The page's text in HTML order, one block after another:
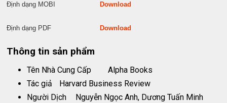
Định dạng MOBI Download
Định dạng PDF Download
Thông tin sản phẩm
Tên Nhà Cung Cấp
Alpha Books
Tác giả
Harvard Business Review
Người Dịch
Nguyễn Ngọc Anh, Dương Tuấn Minh